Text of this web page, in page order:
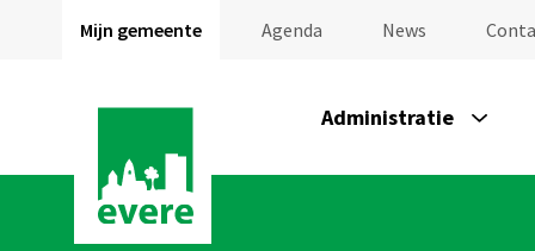
Mijn gemeente Agenda News
Administratie